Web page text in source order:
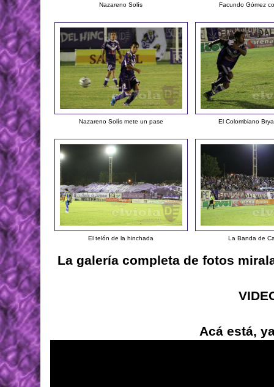
Nazareno Solís Facundo Gómez
Nazareno Solís mete un pase El Colombiano
El telón de la hinchada La Banda de
La galería completa de fotos
Acá está,